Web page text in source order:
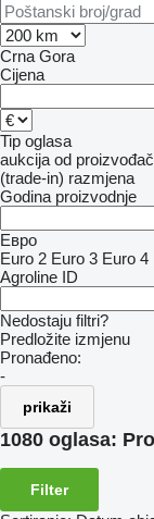
Crna Gora
Cijena
Tip oglasa
aukcija od
(trade-in) razmjena
Godina proizvodnje
Евро
Euro 2 Euro 3 Euro 4
Agroline ID
Nedostaju filtri?
Predložite izmjenu
Pronađeno:
-
prikaži
1080 oglasa:
Filter